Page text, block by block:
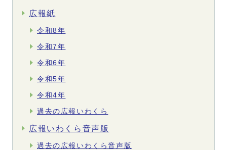
広報紙
令和8年
令和7年
令和6年
令和5年
令和4年
過去の広報いわくら
広報いわくら音声版
過去の広報いわくら音声版